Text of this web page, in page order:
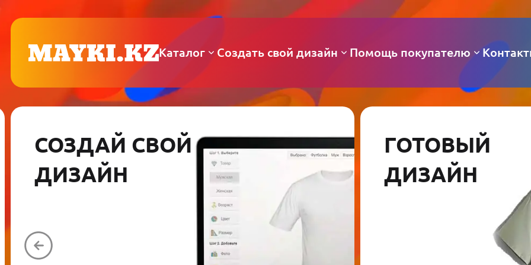
Каталог Создать свой дизайн Помощь покупателю
СОЗДАЙ СВОЙ
ДИЗАЙН
ГОТОВЫЙ
ДИЗАЙН